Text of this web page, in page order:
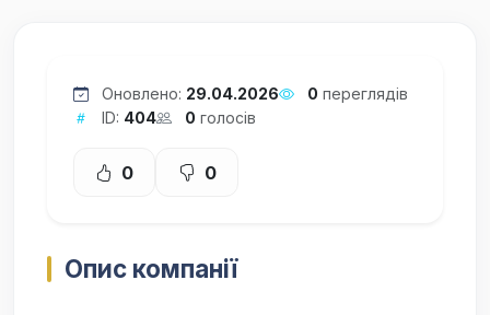
Оновлено: 29.04.2026 0 переглядів
ID: 404 0 голосів
0 0
Опис компанії